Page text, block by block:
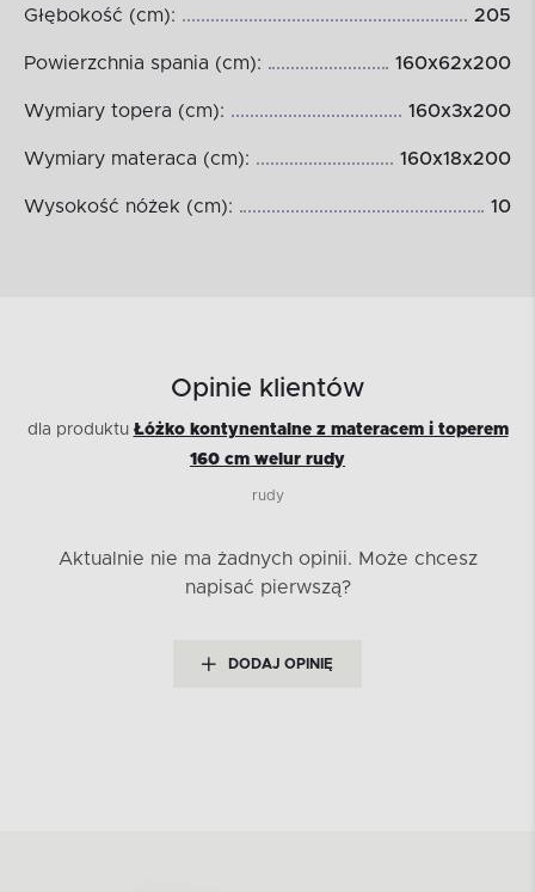
Głębokość (cm): 205
Powierzchnia spania (cm): 160x62x200
Wymiary topera (cm): 160x3x200
Wymiary materaca (cm): 160x18x200
Wysokość nóżek (cm): 10
Opinie klientów
dla produktu Łóżko kontynentalne z materacem i toperem
160 cm welur rudy
rudy
Aktualnie nie ma żadnych opinii. Może chcesz
napisać pierwszą?
DODAJ OPINIĘ